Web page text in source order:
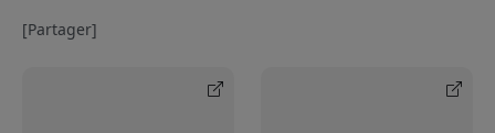
[Partager]